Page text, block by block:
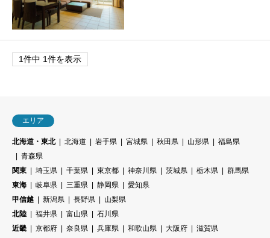
1件中 1件を表示
エリア
北海道・東北 北海道 岩手県 宮城県 秋田県 山形県
福島県
青森県
関東
埼玉県 千葉県 東京都 神奈川県 茨城県 栃木県
群馬県
東海
岐阜県 三重県 静岡県
愛知県
甲信越
新潟県 長野県
山梨県
北陸
福井県 富山県
石川県
近畿
京都府 奈良県 兵庫県 和歌山県 大阪府
滋賀県